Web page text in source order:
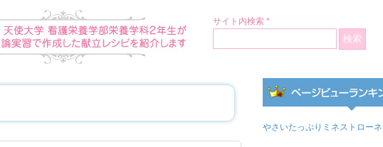
サイト内検索 *
やさいたっぷりミネストローネ